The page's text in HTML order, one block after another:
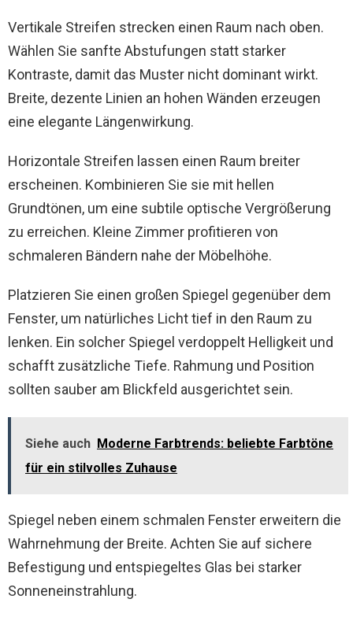
Vertikale Streifen strecken einen Raum nach oben.
Wählen Sie sanfte Abstufungen statt starker
Kontraste, damit das Muster nicht dominant wirkt.
Breite, dezente Linien an hohen Wänden erzeugen
eine elegante Längenwirkung.
Horizontale Streifen lassen einen Raum breiter
erscheinen. Kombinieren Sie sie mit hellen
Grundtönen, um eine subtile optische Vergrößerung
zu erreichen. Kleine Zimmer profitieren von
schmaleren Bändern nahe der Möbelhöhe.
Platzieren Sie einen großen Spiegel gegenüber dem
Fenster, um natürliches Licht tief in den Raum zu
lenken. Ein solcher Spiegel verdoppelt Helligkeit und
schafft zusätzliche Tiefe. Rahmung und Position
sollten sauber am Blickfeld ausgerichtet sein.
Siehe auch Moderne Farbtrends: beliebte Farbtöne
für ein stilvolles Zuhause
Spiegel neben einem schmalen Fenster erweitern die
Wahrnehmung der Breite. Achten Sie auf sichere
Befestigung und entspiegeltes Glas bei starker
Sonneneinstrahlung.